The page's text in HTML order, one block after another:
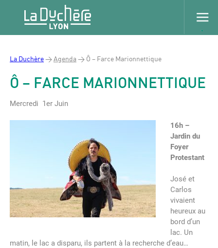
La Duchère>Agenda > Ô – Farce Marionnettique
Ô – FARCE MARIONNETTIQUE
Mercredi 1er Juin
16h –
Jardin du
Foyer
Protestant
José et
Carlos
vivaient
heureux au
bord d’un
lac. Un
matin, le lac a disparu, ils partent à la recherche d’eau…